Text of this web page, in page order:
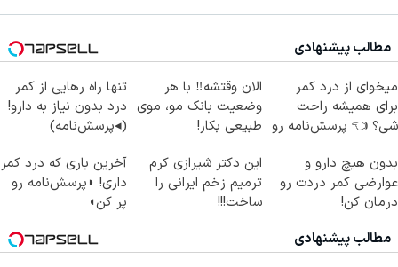
مطالب پیشنهادی
میخوای از درد کمر
برای همیشه راحت
شی؟ 👈 پرسش‌نامه رو
الان وقتشه‼️ با هر
وضعیت بانک مو، موی
طبیعی بکار!
تنها راه رهایی از کمر
درد بدون نیاز به دارو!
(◂پرسش‌نامه)
بدون هیچ دارو و
عوارضی کمر دردت رو
درمان کن!
این دکتر شیرازی کرم
ترمیم زخم ایرانی را
ساخت!!!
آخرین باری که درد کمر
داری! ◗پرسش‌نامه رو
پر کن◖
مطالب پیشنهادی